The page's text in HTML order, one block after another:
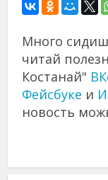
Много
читай
Костанай"
Фейсбуке и
новость